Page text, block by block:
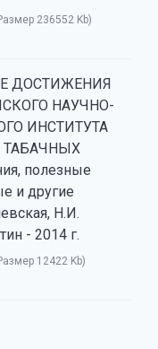
236552 Kb)
ДОСТИЖЕНИЯ
НАУЧНО-
ИНСТИТУТА
ТАБАЧНЫХ
полезные
и другие
Н.И.
- 2014 г.
12422 Kb)